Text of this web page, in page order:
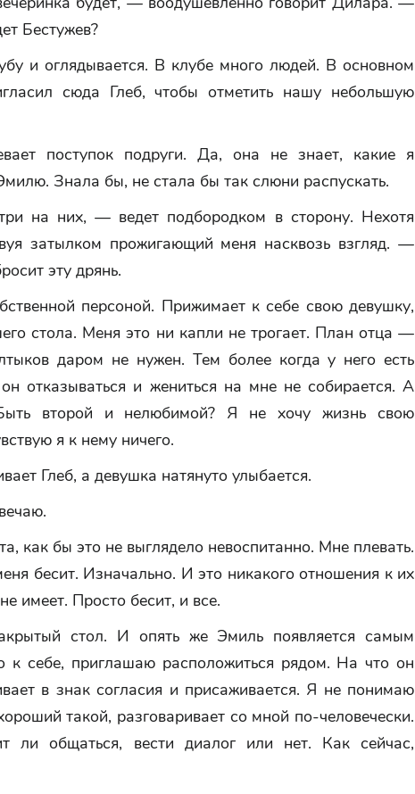
Бестужев?
и оглядывается. В клубе много людей. В основном
сюда Глеб, чтобы отметить нашу небольшую
поступок подруги. Да, она не знает, какие я
Знала бы, не стала бы так слюни распускать.
на них, — ведет подбородком в сторону. Нехотя
затылком прожигающий меня насквозь взгляд. —
эту дрянь.
персоной. Прижимает к себе свою девушку,
стола. Меня это ни капли не трогает. План отца —
даром не нужен. Тем более когда у него есть
отказываться и жениться на мне не собирается. А
второй и нелюбимой? Я не хочу жизнь свою
я к нему ничего.
Глеб, а девушка натянуто улыбается.
как бы это не выглядело невоспитанно. Мне плевать.
бесит. Изначально. И это никакого отношения к их
имеет. Просто бесит, и все.
стол. И опять же Эмиль появляется самым
к себе, приглашаю расположиться рядом. На что он
в знак согласия и присаживается. Я не понимаю
такой, разговаривает со мной по-человечески.
ли общаться, вести диалог или нет. Как сейчас,